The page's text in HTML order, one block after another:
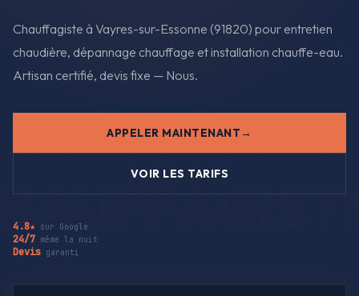
Chauffagiste à Vayres-sur-Essonne (91820) pour entretien
chaudière, dépannage chauffage et installation chauffe-eau.
Artisan certifié, devis fixe — Nous.
APPELER MAINTENANT
VOIR LES TARIFS
4.8★ sur Google
24/7 même la nuit
Devis garanti